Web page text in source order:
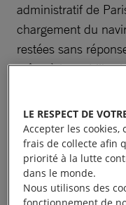
administratif de
chargement du
restées sans
grâce à la
et à la pression
LE RESPECT DE
Accepter les
frais de collecte afin
priorité à la lutte
dans le monde.
Nous utilisons des